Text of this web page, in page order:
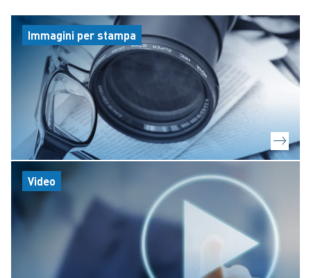
Immagini per stampa
Video